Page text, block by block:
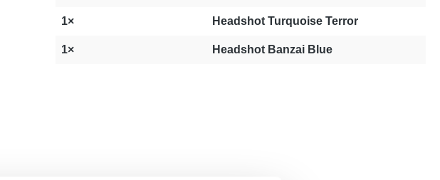
1× Headshot Turquoise Terror
1× Headshot Banzai Blue